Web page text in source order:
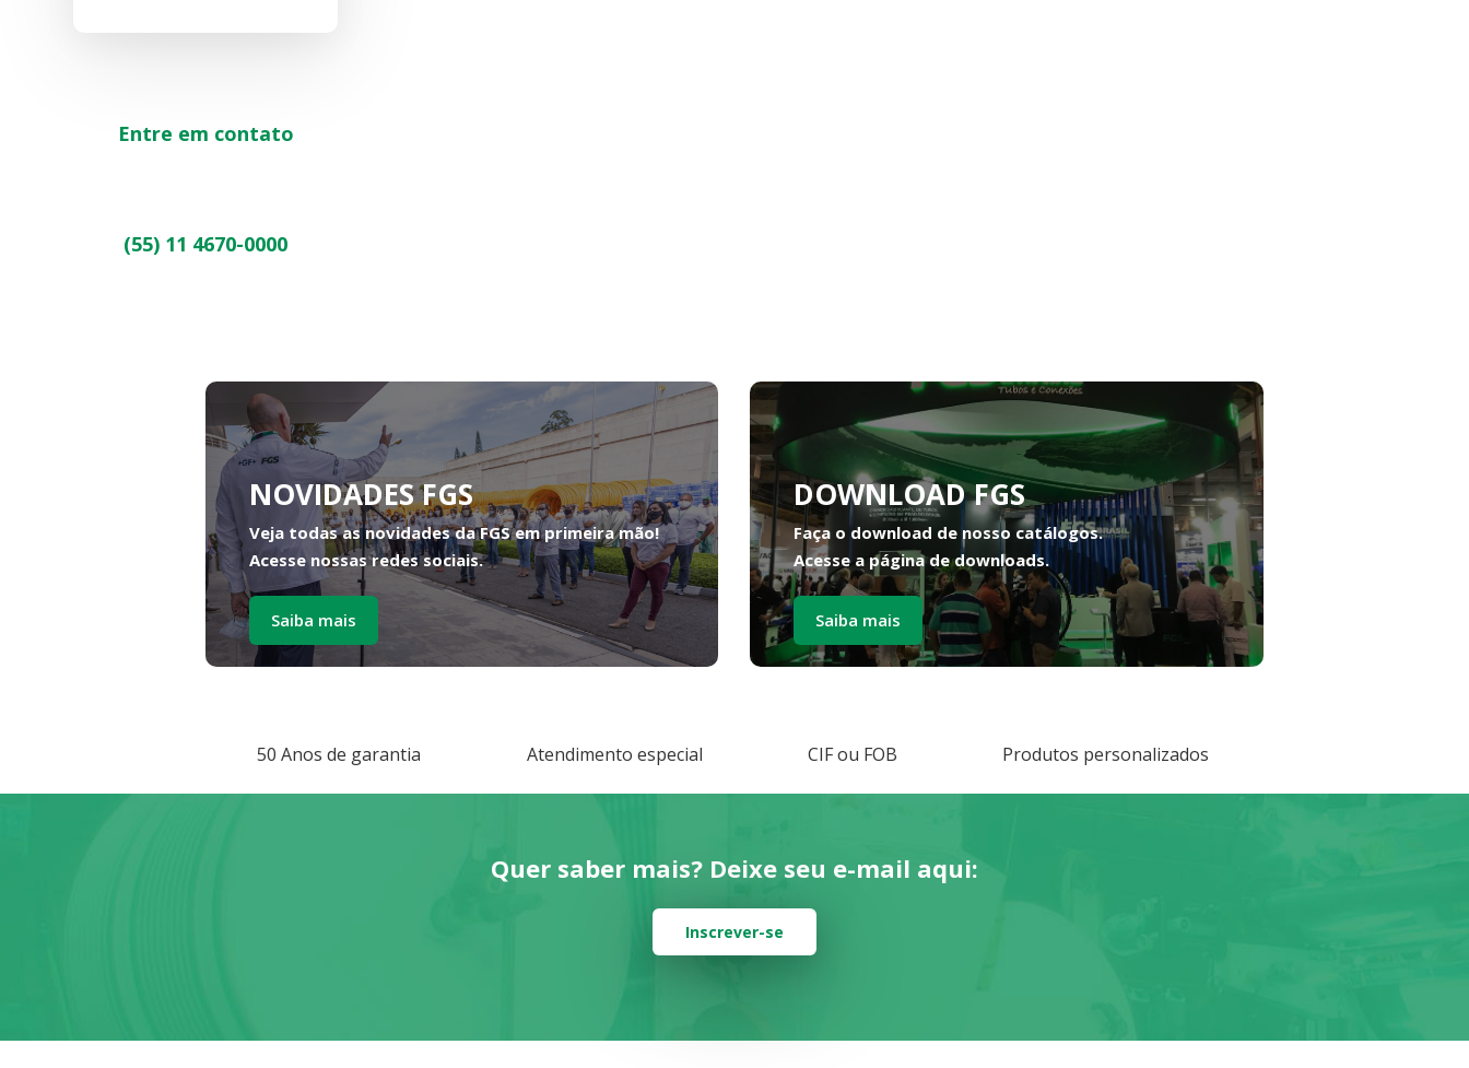
Entre em contato
(55) 11 4670-0000
NOVIDADES FGS
Veja todas as novidades da FGS em primeira mão!
Acesse nossas redes sociais.
Saiba mais
DOWNLOAD FGS
Faça o download de nosso catálogos.
Acesse a página de downloads.
Saiba mais
50 Anos de garantia Atendimento especial CIF ou FOB Produtos personalizados
Quer saber mais? Deixe seu e-mail aqui:
Inscrever-se